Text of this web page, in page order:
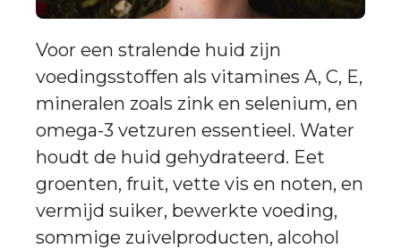
Voor een stralende huid zijn
voedingsstoffen als vitamines A, C, E,
mineralen zoals zink en selenium, en
omega-3 vetzuren essentieel. Water
houdt de huid gehydrateerd. Eet
groenten, fruit, vette vis en noten, en
vermijd suiker, bewerkte voeding,
sommige zuivelproducten, alcohol